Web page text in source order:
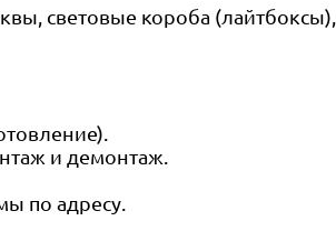
световые короба
и демонтаж.
по адресу.